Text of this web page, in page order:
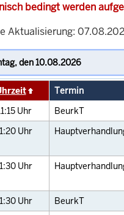
bedingt werden
Aktualisierung:
Termin
Uhr BeurkT
Uhr
Uhr
Uhr BeurkT